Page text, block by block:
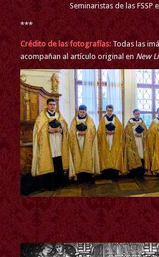
Seminaristas de las FSSP
***
Crédito de las fotografías:Todas las
acompañan al artículo original en New